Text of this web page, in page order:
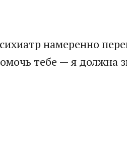
намеренно
тебе — я должна